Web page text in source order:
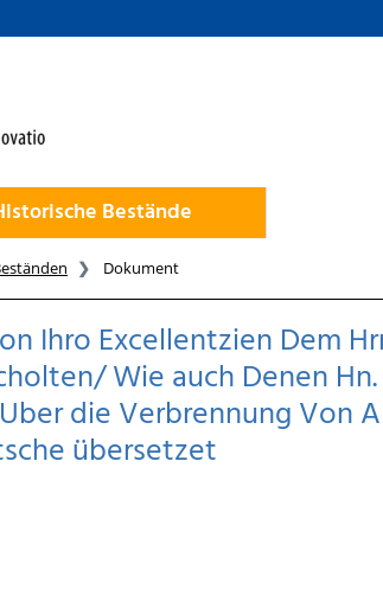
Bestände
Dokument
Ihro Excellentzien Dem
Wie auch Denen
die Verbrennung Von
übersetzet